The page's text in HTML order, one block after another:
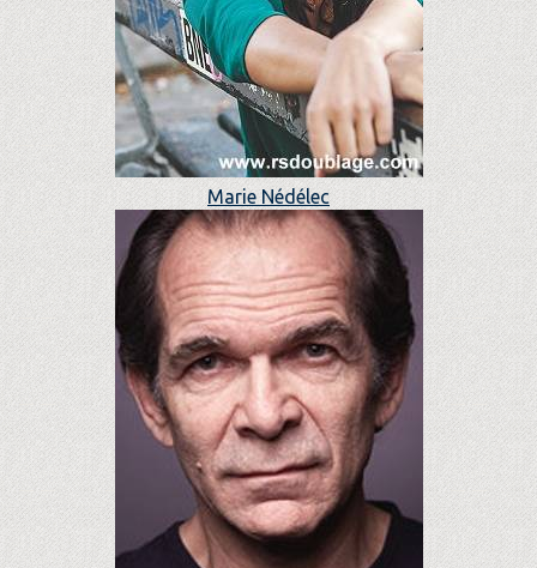
Marie Nédélec